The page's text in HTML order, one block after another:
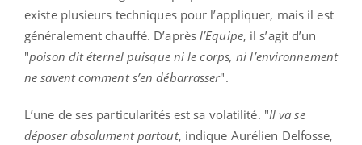
existe plusieurs techniques pour l’appliquer, mais il est
généralement chauffé. D’aprèsl’Equipe, il s’agit d’un
"poison dit éternel puisque ni le corps, ni l’environnement
ne savent comment s’en débarrasser".
L’une de ses particularités est sa volatilité. "Il va se
déposer absolument partout, indique Aurélien Delfosse,